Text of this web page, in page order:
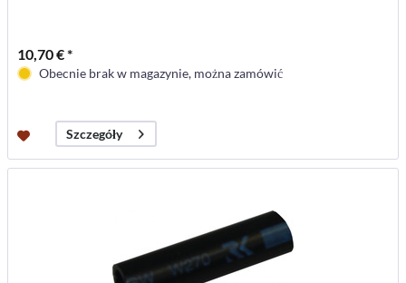
10,70 € *
Obecnie brak w magazynie, można zamówić
Szczegóły